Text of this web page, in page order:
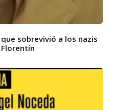
sobrevivió a los nazis